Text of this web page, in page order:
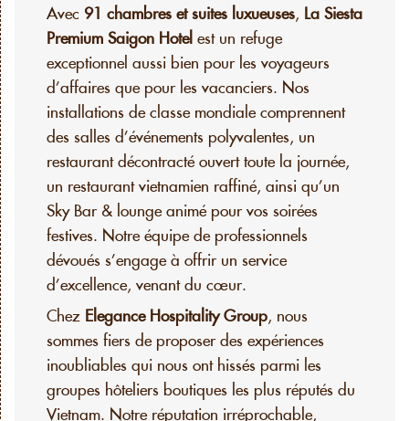
Avec 91 chambres et suites luxueuses, La Siesta
Premium Saigon Hotel est un refuge
exceptionnel aussi bien pour les voyageurs
d’affaires que pour les vacanciers. Nos
installations de classe mondiale comprennent
des salles d’événements polyvalentes, un
restaurant décontracté ouvert toute la journée,
un restaurant vietnamien raffiné, ainsi qu’un
Sky Bar & lounge animé pour vos soirées
festives. Notre équipe de professionnels
dévoués s’engage à offrir un service
d’excellence, venant du cœur.
Chez Elegance Hospitality Group, nous
sommes fiers de proposer des expériences
inoubliables qui nous ont hissés parmi les
groupes hôteliers boutiques les plus réputés du
Vietnam. Notre réputation irréprochable,